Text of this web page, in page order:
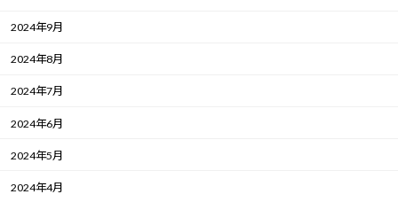
2024年9月
2024年8月
2024年7月
2024年6月
2024年5月
2024年4月